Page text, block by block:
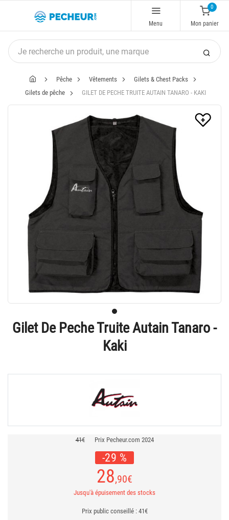
Menu
0
Mon panier
Pêche Vêtements
Gilets & Chest Packs
Gilets de pêche
GILET DE PECHE TRUITE AUTAIN TANARO - KAKI
Gilet De Peche Truite Autain Tanaro -
Kaki
41€ Prix Pecheur.com 2024
-29 %
28,90€
Jusqu'à épuisement des stocks
Prix public conseillé : 41€